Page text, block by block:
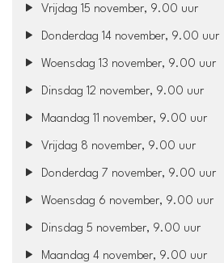
Vrijdag 15 november, 9.00 uur
Donderdag 14 november, 9.00 uur
Woensdag 13 november, 9.00 uur
Dinsdag 12 november, 9.00 uur
Maandag 11 november, 9.00 uur
Vrijdag 8 november, 9.00 uur
Donderdag 7 november, 9.00 uur
Woensdag 6 november, 9.00 uur
Dinsdag 5 november, 9.00 uur
Maandag 4 november, 9.00 uur